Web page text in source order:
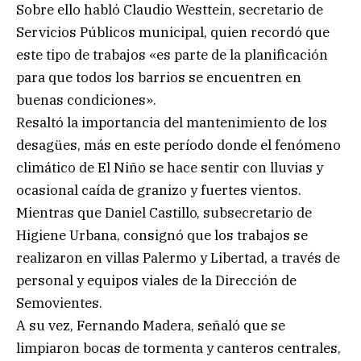
Sobre ello habló Claudio Westtein, secretario de
Servicios Públicos municipal, quien recordó que
este tipo de trabajos «es parte de la planificación
para que todos los barrios se encuentren en
buenas condiciones».
Resaltó la importancia del mantenimiento de los
desagües, más en este período donde el fenómeno
climático de El Niño se hace sentir con lluvias y
ocasional caída de granizo y fuertes vientos.
Mientras que Daniel Castillo, subsecretario de
Higiene Urbana, consignó que los trabajos se
realizaron en villas Palermo y Libertad, a través de
personal y equipos viales de la Dirección de
Semovientes.
A su vez, Fernando Madera, señaló que se
limpiaron bocas de tormenta y canteros centrales,